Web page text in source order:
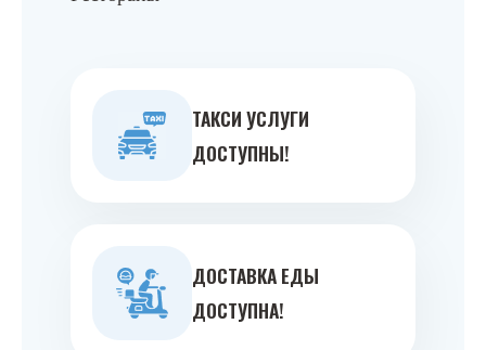
ТАКСИ УСЛУГИ
ДОСТУПНЫ!
ДОСТАВКА ЕДЫ
ДОСТУПНА!